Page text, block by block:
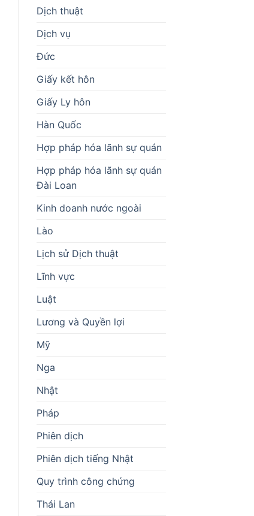
Dịch thuật
Dịch vụ
Đức
Giấy kết hôn
Giấy Ly hôn
Hàn Quốc
Hợp pháp hóa lãnh sự quán
Hợp pháp hóa lãnh sự quán
Đài Loan
Kinh doanh nước ngoài
Lào
Lịch sử Dịch thuật
Lĩnh vực
Luật
Lương và Quyền lợi
Mỹ
Nga
Nhật
Pháp
Phiên dịch
Phiên dịch tiếng Nhật
Quy trình công chứng
Thái Lan